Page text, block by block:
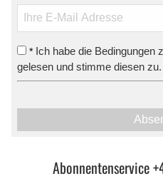
* Ich habe die Bedingungen
gelesen und stimme diesen zu.
Abonnentenservice